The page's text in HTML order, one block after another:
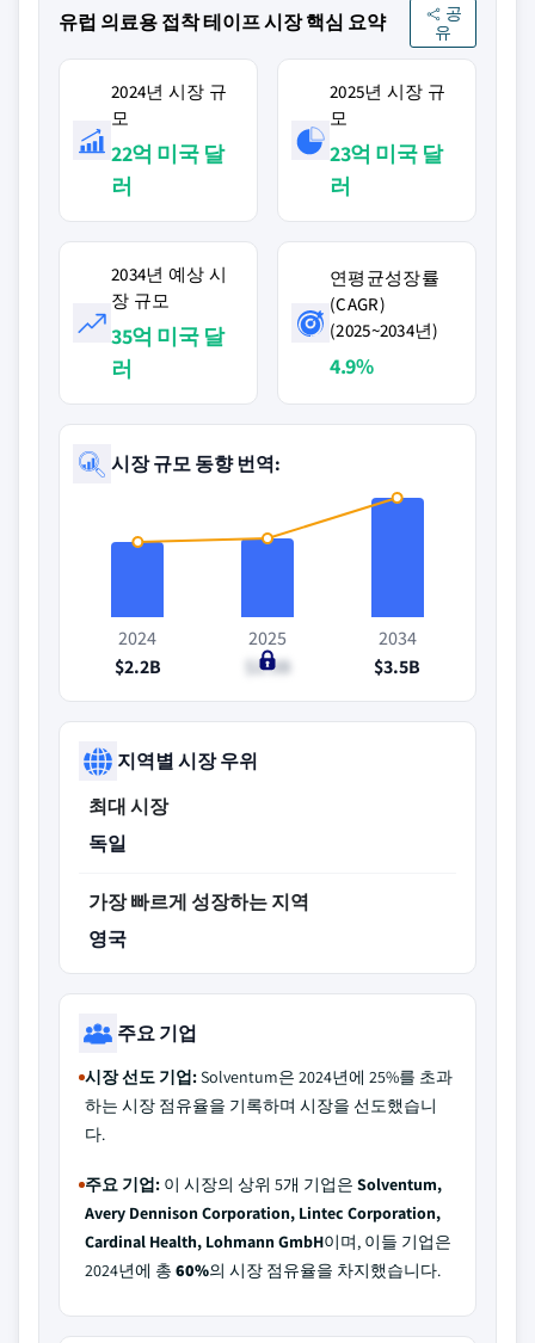
유럽 의료용 접착 테이프 시장 핵심 요약
공
유
2024년 시장 규
모
22억 미국 달
러
2025년 시장 규
모
23억 미국 달
러
2034년 예상 시
장 규모
35억 미국 달
러
연평균성장률
(CAGR)
(2025~2034년)
4.9%
시장 규모 동향 번역:
2024
$2.2B
2025
$2.3B
2034
$3.5B
지역별 시장 우위
최대 시장
독일
가장 빠르게 성장하는 지역
영국
주요 기업
시장 선도 기업:Solventum은 2024년에 25%를 초과
하는 시장 점유율을 기록하며 시장을 선도했습니
다.
주요 기업: 이 시장의 상위 5개 기업은 Solventum,
Avery Dennison Corporation, Lintec Corporation,
Cardinal Health, Lohmann GmbH이며, 이들 기업은
2024년에 총 60%의 시장 점유율을 차지했습니다.